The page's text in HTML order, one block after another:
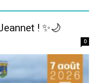
! ✨🌙
0